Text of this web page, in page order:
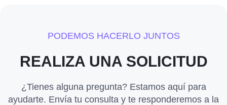
PODEMOS HACERLO JUNTOS
REALIZA UNA SOLICITUD
¿Tienes alguna pregunta? Estamos aquí para
ayudarte. Envía tu consulta y te responderemos a la